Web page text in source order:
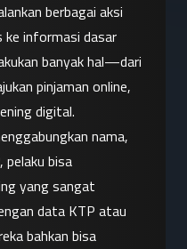
berbagai aksi
ke informasi dasar
banyak hal—dari
pinjaman online,
digital.
nama,
pelaku bisa
yang sangat
data KTP atau
bahkan bisa